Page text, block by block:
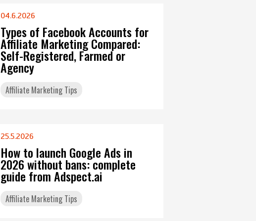
04.6.2026
Types of Facebook Accounts for
Affiliate Marketing Compared:
Self-Registered, Farmed or
Agency
Affiliate Marketing Tips
25.5.2026
How to launch Google Ads in
2026 without bans: complete
guide from Adspect.ai
Affiliate Marketing Tips